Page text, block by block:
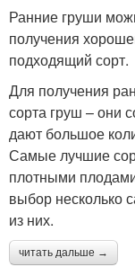
Ранние груши
получения
подходящий сорт.
Для получения
сорта груш – они
дают большое
Самые лучшие
плотными
выбор несколько
из них.
читать дальше →